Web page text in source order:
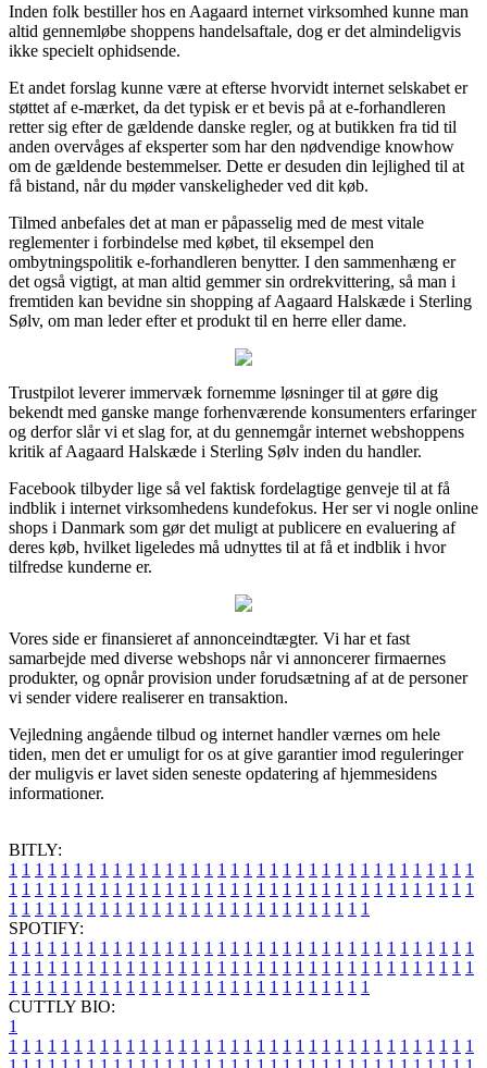
Inden folk bestiller hos en Aagaard internet virksomhed kunne man
altid gennemløbe shoppens handelsaftale, dog er det almindeligvis
ikke specielt ophidsende.
Et andet forslag kunne være at efterse hvorvidt internet selskabet er
støttet af e-mærket, da det typisk er et bevis på at e-forhandleren
retter sig efter de gældende danske regler, og at butikken fra tid til
anden overvåges af eksperter som har den nødvendige knowhow
om de gældende bestemmelser. Dette er desuden din lejlighed til at
få bistand, når du møder vanskeligheder ved dit køb.
Tilmed anbefales det at man er påpasselig med de mest vitale
reglementer i forbindelse med købet, til eksempel den
ombytningspolitik e-forhandleren benytter. I den sammenhæng er
det også vigtigt, at man altid gemmer sin ordrekvittering, så man i
fremtiden kan bevidne sin shopping af Aagaard Halskæde i Sterling
Sølv, om man leder efter et produkt til en herre eller dame.
Trustpilot leverer immervæk fornemme løsninger til at gøre dig
bekendt med ganske mange forhenværende konsumenters erfaringer
og derfor slår vi et slag for, at du gennemgår internet webshoppens
kritik af Aagaard Halskæde i Sterling Sølv inden du handler.
Facebook tilbyder lige så vel faktisk fordelagtige genveje til at få
indblik i internet virksomhedens kundefokus. Her ser vi nogle online
shops i Danmark som gør det muligt at publicere en evaluering af
deres køb, hvilket ligeledes må udnyttes til at få et indblik i hvor
tilfredse kunderne er.
Vores side er finansieret af annonceindtægter. Vi har et fast
samarbejde med diverse webshops når vi annoncerer firmaernes
produkter, og opnår provision under forudsætning af at de personer
vi sender videre realiserer en transaktion.
Vejledning angående tilbud og internet handler værnes om hele
tiden, men det er umuligt for os at give garantier imod reguleringer
der muligvis er lavet siden seneste opdatering af hjemmesidens
informationer.
BITLY:
1 1 1 1 1 1 1 1 1 1 1 1 1 1 1 1 1 1 1 1 1 1 1 1 1 1 1 1 1 1 1 1 1 1 1 1
1 1 1 1 1 1 1 1 1 1 1 1 1 1 1 1 1 1 1 1 1 1 1 1 1 1 1 1 1 1 1 1 1 1 1 1
1 1 1 1 1 1 1 1 1 1 1 1 1 1 1 1 1 1 1 1 1 1 1 1 1 1 1 1
SPOTIFY:
1 1 1 1 1 1 1 1 1 1 1 1 1 1 1 1 1 1 1 1 1 1 1 1 1 1 1 1 1 1 1 1 1 1 1 1
1 1 1 1 1 1 1 1 1 1 1 1 1 1 1 1 1 1 1 1 1 1 1 1 1 1 1 1 1 1 1 1 1 1 1 1
1 1 1 1 1 1 1 1 1 1 1 1 1 1 1 1 1 1 1 1 1 1 1 1 1 1 1 1
CUTTLY BIO:
1
1 1 1 1 1 1 1 1 1 1 1 1 1 1 1 1 1 1 1 1 1 1 1 1 1 1 1 1 1 1 1 1 1 1 1 1